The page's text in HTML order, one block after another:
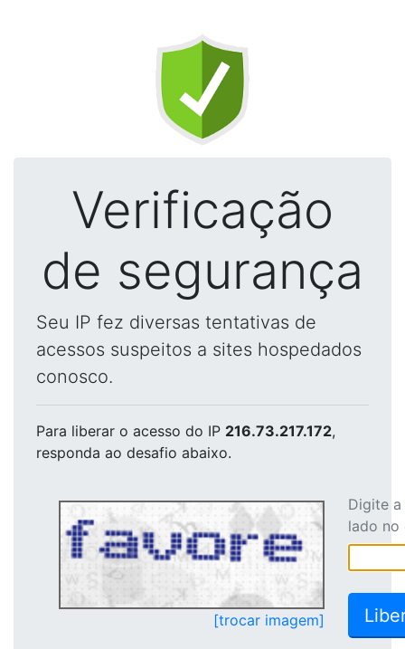
Verificação
de segurança
Seu IP fez diversas tentativas de
acessos suspeitos a sites hospedados
conosco.
Para liberar o acesso do IP 216.73.217.172,
responda ao desafio abaixo.
[trocar imagem]
Digite
lado no